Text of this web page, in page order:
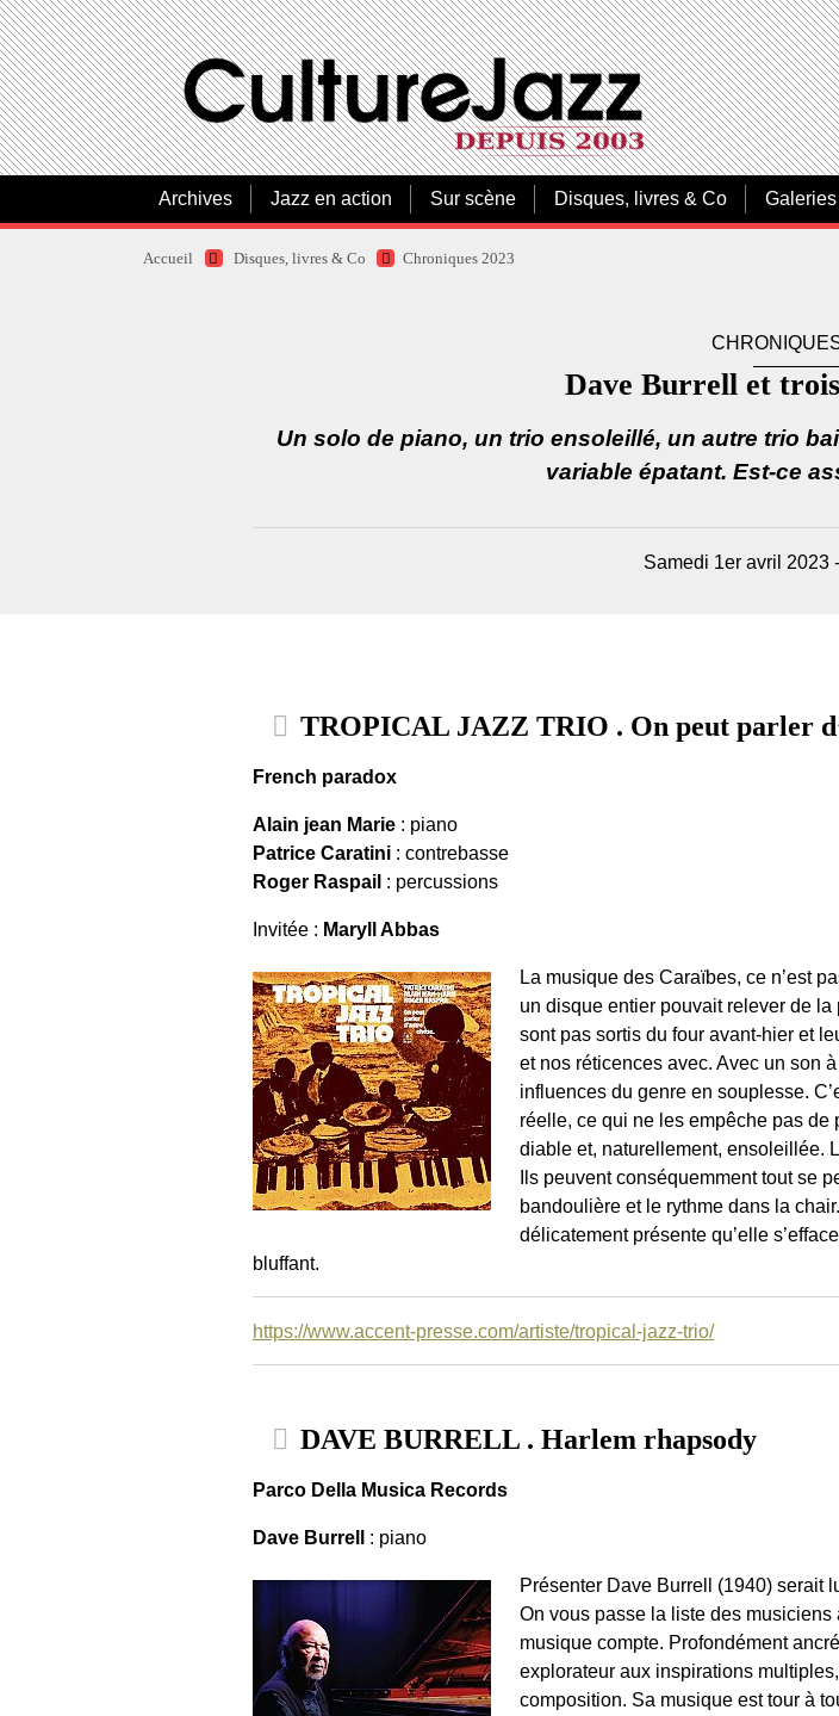
Archives Jazz en action Sur scène Disques, livres & Co
Accueil Disques, livres & Co Chroniques 2023
Dave Burrell et
Un solo de piano, un trio ensoleillé, un autre trio
variable épatant. Est-ce
Samedi 1er avril 2023 -
TROPICAL JAZZ TRIO . On peut parler
French paradox
Alain jean Marie : piano
Patrice Caratini : contrebasse
Roger Raspail : percussions
Invitée : Maryll Abbas
La musique des Caraïbes, ce n’est
un disque entier pouvait relever de
sont pas sortis du four avant-hier et
et nos réticences avec. Avec un son
influences du genre en souplesse.
réelle, ce qui ne les empêche pas
diable et, naturellement, ensoleillée.
Ils peuvent conséquemment tout se
bandoulière et le rythme dans la
délicatement présente qu’elle
bluffant.
https://www.accent-presse.com/artiste/tropical-jazz-trio/
DAVE BURRELL . Harlem rhapsody
Parco Della Musica Records
Dave Burrell : piano
Présenter Dave Burrell (1940) serait
On vous passe la liste des
musique compte. Profondément
explorateur aux inspirations
composition. Sa musique est tour à